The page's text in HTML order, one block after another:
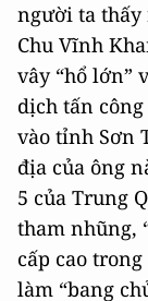
người ta
Chu Vĩnh
vây “hổ lớn”
dịch tấn
vào tỉnh Sơn
địa của ông
5 của Trung
tham nhũng,
cấp cao
làm “bang